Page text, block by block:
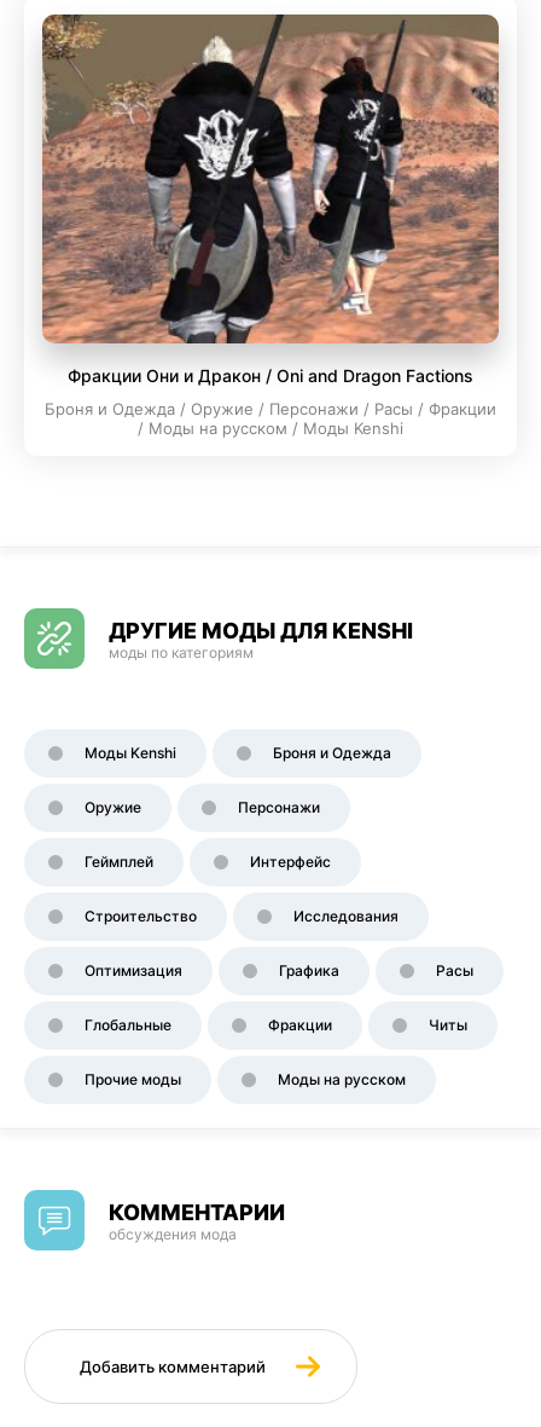
Фракции Они и Дракон / Oni and Dragon Factions
Броня и Одежда / Оружие / Персонажи / Расы / Фракции
/ Моды на русском / Моды Kenshi
ДРУГИЕ МОДЫ ДЛЯ KENSHI
моды по категориям
Моды Kenshi Броня и Одежда
Оружие Персонажи
Геймплей Интерфейс
Строительство Исследования
Оптимизация Графика Расы
Глобальные Фракции Читы
Прочие моды Моды на русском
КОММЕНТАРИИ
обсуждения мода
Добавить комментарий